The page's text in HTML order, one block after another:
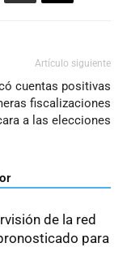
Artículo siguiente
cuentas positivas
fiscalizaciones
a las elecciones
de la red
para